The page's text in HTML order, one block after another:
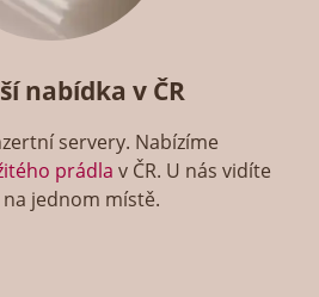
nabídka v ČR
servery. Nabízíme
prádla v ČR. U nás vidíte
jednom místě.